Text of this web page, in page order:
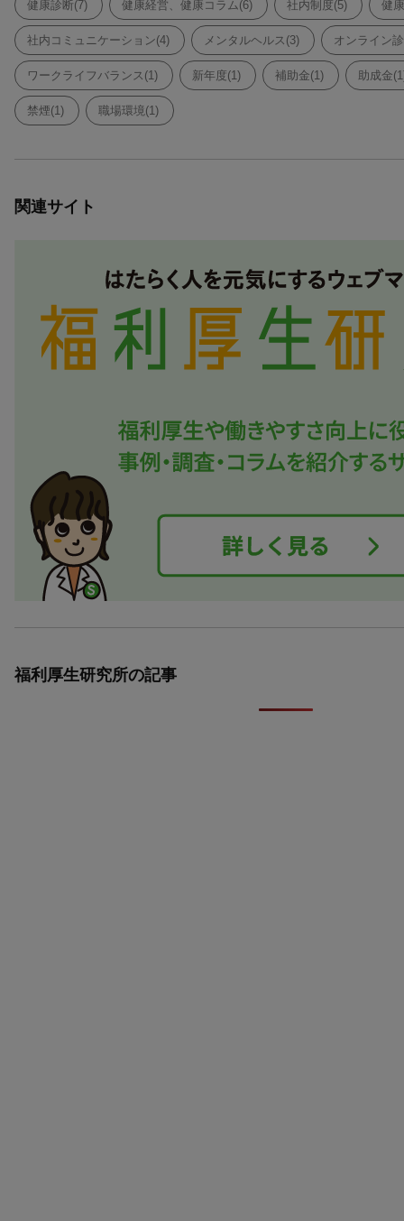
健康診断(7) 健康経営、健康コラム(6) 社内制度(5) 健
社内コミュニケーション(4) メンタルヘルス(3) オンライン
ワークライフバランス(1) 新年度(1) 補助金(1) 助成金
禁煙(1) 職場環境(1)
関連サイト
福利厚生研究所の記事